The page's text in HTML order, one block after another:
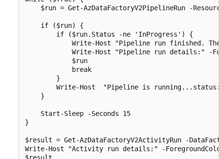
$run = Get-AzDataFactoryV2PipelineRun -
    if ($run) {
        if ($run.Status -ne 'InProgress') {
Write-Host "Pipeline run finished.
Write-Host "Pipeline run details:" -
            $run
            break
        }
Write-Host  "Pipeline is
    }
    Start-Sleep -Seconds 15
}
$result = Get-AzDataFactoryV2ActivityRun -
Write-Host "Activity run details:" -